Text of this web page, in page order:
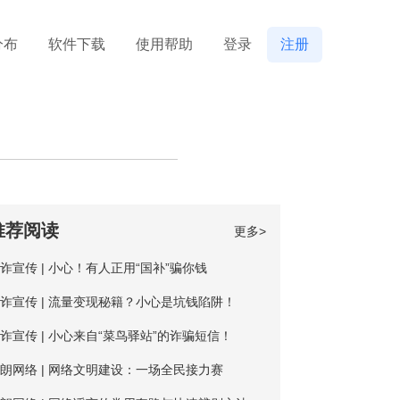
布 软件下载 使用帮助 登录 注册
荐阅读 更多>
宣传 | 小心！有人正用“国补”骗你钱
宣传 | 流量变现秘籍？小心是坑钱陷阱！
宣传 | 小心来自“菜鸟驿站”的诈骗短信！
网络 | 网络文明建设：一场全民接力赛